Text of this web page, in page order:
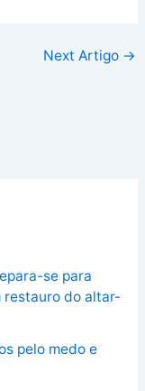
Next Artigo →
se para
restauro do altar-
pelo medo e